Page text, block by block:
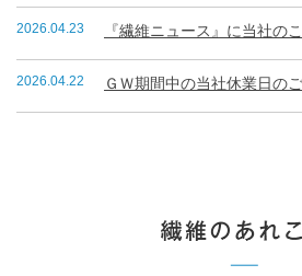
2026.04.23
2026.04.22 ＧＷ期間中の当社休業日の